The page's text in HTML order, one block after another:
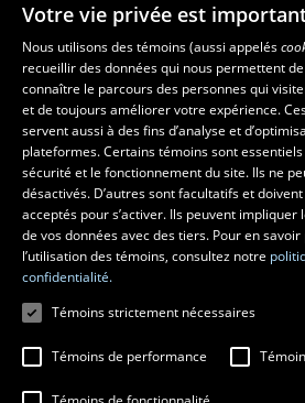
Les écoles et la recherche
École supérieure d’aménagement du
régional
École d’architecture
École de design
Centre de recherche en aménagement et
Votre vie privée est
Nous utilisons des témoins (aussi appelés
recueillir des données qui nous permettent
connaître le parcours des personnes qui
et de toujours améliorer votre expérience.
servent aussi à des fins d’analyse et
plateformes. Certains témoins sont
sécurité et le fonctionnement du site. Ils ne
désactivés. D’autres sont facultatifs et
acceptés pour s’activer. Ils peuvent impliquer
de vos données avec des tiers. Pour en savoir
l’utilisation des témoins, consultez notre
confidentialité.
Témoins strictement nécessaires
Témoins de performance